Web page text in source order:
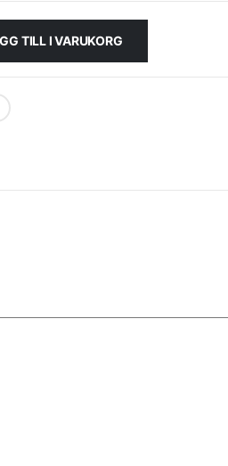
TILL I VARUKORG